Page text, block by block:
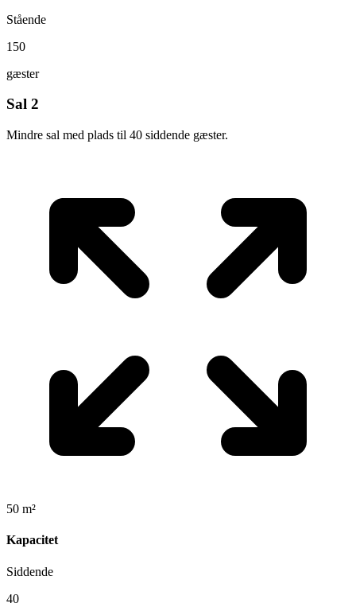
Stående
150
gæster
Sal 2
Mindre sal med plads til 40 siddende gæster.
50 m²
Kapacitet
Siddende
40